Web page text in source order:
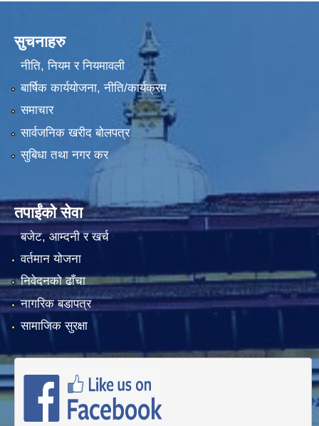
सुचनाहरु
नीति, नियम र नियमावली
बार्षिक कार्ययोजना, नीति/कार्यक्रम
समाचार
सार्वजनिक खरीद बोलपत्र
सुबिधा तथा नगर कर
तपाईंको सेवा
बजेट, आम्दनी र खर्च
वर्तमान योजना
निवेदनको ढाँचा
नागरिक बडापत्र
सामाजिक सुरक्षा